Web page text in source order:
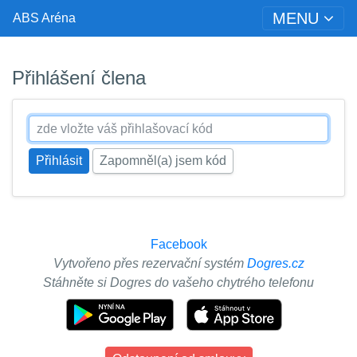
ABS Aréna MENU
Přihlášení člena
Zapomněl(a) jsem kód
Facebook
Vytvořeno přes rezervační systém Dogres.cz
Stáhněte si Dogres do vašeho chytrého telefonu